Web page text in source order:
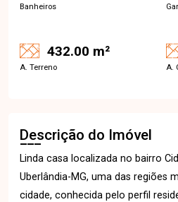
Banheiros
432.00 m²
A. Terreno A.
Descrição do Imóvel
Linda casa localizada no bairro
Uberlândia-MG, uma das regiões
cidade, conhecida pelo perfil